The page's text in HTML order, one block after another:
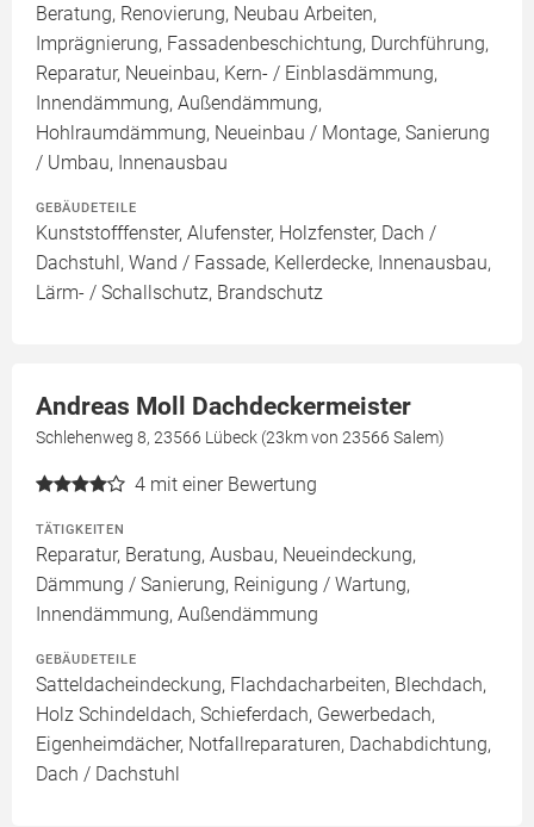
Beratung, Renovierung, Neubau Arbeiten,
Imprägnierung, Fassadenbeschichtung, Durchführung,
Reparatur, Neueinbau, Kern- / Einblasdämmung,
Innendämmung, Außendämmung,
Hohlraumdämmung, Neueinbau / Montage, Sanierung
/ Umbau, Innenausbau
GEBÄUDETEILE
Kunststofffenster, Alufenster, Holzfenster, Dach /
Dachstuhl, Wand / Fassade, Kellerdecke, Innenausbau,
Lärm- / Schallschutz, Brandschutz
Andreas Moll Dachdeckermeister
Schlehenweg 8, 23566 Lübeck (23km von 23566 Salem)
4 mit einer Bewertung
TÄTIGKEITEN
Reparatur, Beratung, Ausbau, Neueindeckung,
Dämmung / Sanierung, Reinigung / Wartung,
Innendämmung, Außendämmung
GEBÄUDETEILE
Satteldacheindeckung, Flachdacharbeiten, Blechdach,
Holz Schindeldach, Schieferdach, Gewerbedach,
Eigenheimdächer, Notfallreparaturen, Dachabdichtung,
Dach / Dachstuhl